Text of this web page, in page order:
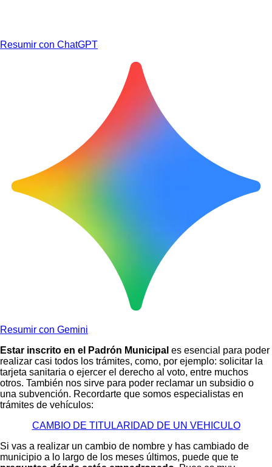
Resumir con ChatGPT
Resumir con Gemini
Estar inscrito en el Padrón Municipal es esencial para poder
realizar casi todos los trámites, como, por ejemplo: solicitar la
tarjeta sanitaria o ejercer el derecho al voto, entre muchos
otros. También nos sirve para poder reclamar un subsidio o
una subvención. Recordarte que somos especialistas en
trámites de vehículos:
CAMBIO DE TITULARIDAD DE UN VEHICULO
Si vas a realizar un cambio de nombre y has cambiado de
municipio a lo largo de los meses últimos, puede que te